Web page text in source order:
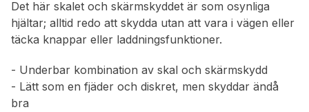
Det här skalet och skärmskyddet är som osynliga
hjältar; alltid redo att skydda utan att vara i vägen eller
täcka knappar eller laddningsfunktioner.
- Underbar kombination av skal och skärmskydd
- Lätt som en fjäder och diskret, men skyddar ändå
bra